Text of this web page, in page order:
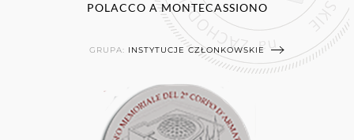
POLACCO A MONTECASSIONO
GRUPA: INSTYTUCJE CZŁONKOWSKIE